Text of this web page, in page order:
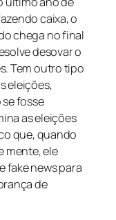
caixa, o
chega no final
desovar o
Tem outro tipo
eleições,
fosse
as eleições
que, quando
mente, ele
fake news para
de